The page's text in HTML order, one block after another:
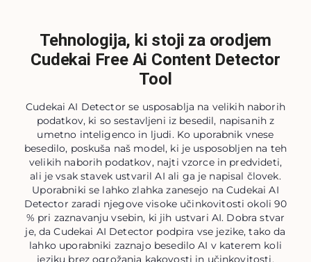
Tehnologija, ki stoji za orodjem
Cudekai Free Ai Content Detector
Tool
Cudekai AI Detector se usposablja na velikih naborih
podatkov, ki so sestavljeni iz besedil, napisanih z
umetno inteligenco in ljudi. Ko uporabnik vnese
besedilo, poskuša naš model, ki je usposobljen na teh
velikih naborih podatkov, najti vzorce in predvideti,
ali je vsak stavek ustvaril AI ali ga je napisal človek.
Uporabniki se lahko zlahka zanesejo na Cudekai AI
Detector zaradi njegove visoke učinkovitosti okoli 90
% pri zaznavanju vsebin, ki jih ustvari AI. Dobra stvar
je, da Cudekai AI Detector podpira vse jezike, tako da
lahko uporabniki zaznajo besedilo AI v katerem koli
jeziku brez ogrožanja kakovosti in učinkovitosti.